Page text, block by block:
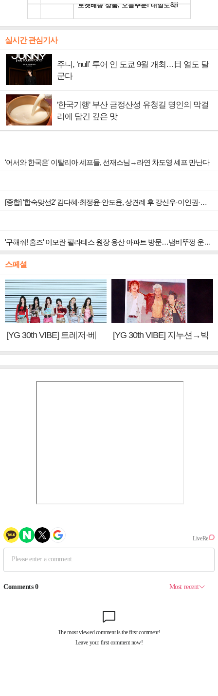
실시간 관심기사
주니, ‘null’ 투어 인 도쿄 9월 개최…日 열도 달
군다
'한국기행' 부산 금정산성 유청길 명인의 막걸
리에 담긴 깊은 맛
'어서와 한국은' 이탈리아 셰프들, 선재스님→라연 차도영 셰프 만난다
[종합] '합숙맞선2' 김다혜·최정윤·안도윤, 상견례 후 강신우·이인권·권예찬 향한 마음 변화
'구해줘! 홈즈' 이모란 필라테스 원장 용산 아파트 방문…냄비뚜껑 운동법 소개
스페셜
[YG 30th VIBE] 트레저·베
[YG 30th VIBE] 지누션→빅